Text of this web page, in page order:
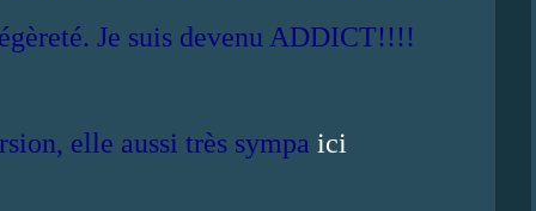
Je suis devenu ADDICT!!!!
elle aussi très sympa ici